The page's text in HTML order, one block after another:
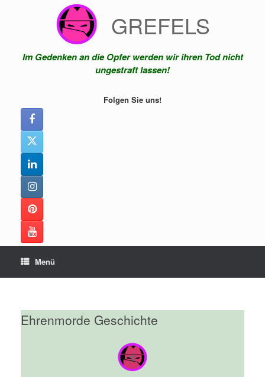
GREFELS
Im Gedenken an die Opfer werden wir ihren Tod nicht
ungestraft lassen!
Folgen Sie uns!
Menü
Ehrenmorde Geschichte